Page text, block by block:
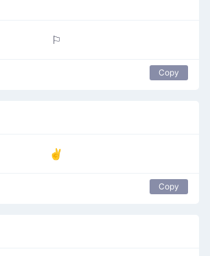
⚐
Copy
✌
Copy